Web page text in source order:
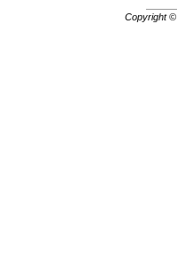
Copyright ©